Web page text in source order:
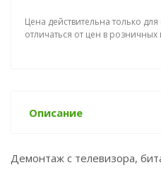
Цена действительна только
отличаться от цен в розничных
Описание
Демонтаж с телевизора,